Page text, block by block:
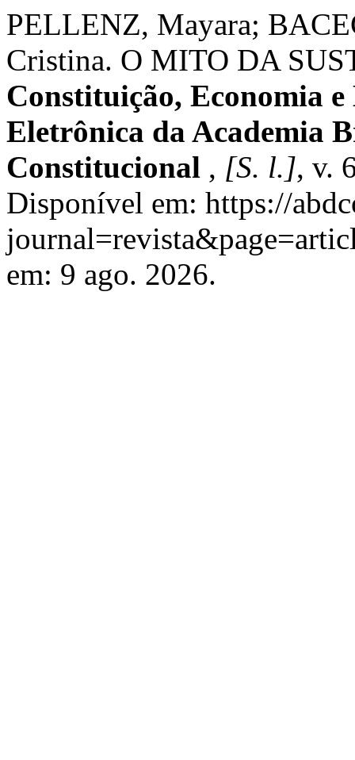
PELLENZ, Mayara;
Cristina. O MITO DA
Constituição, Economia
Eletrônica da Academia
Constitucional , [S. l.], v.
Disponível em: https://
em: 9 ago. 2026.